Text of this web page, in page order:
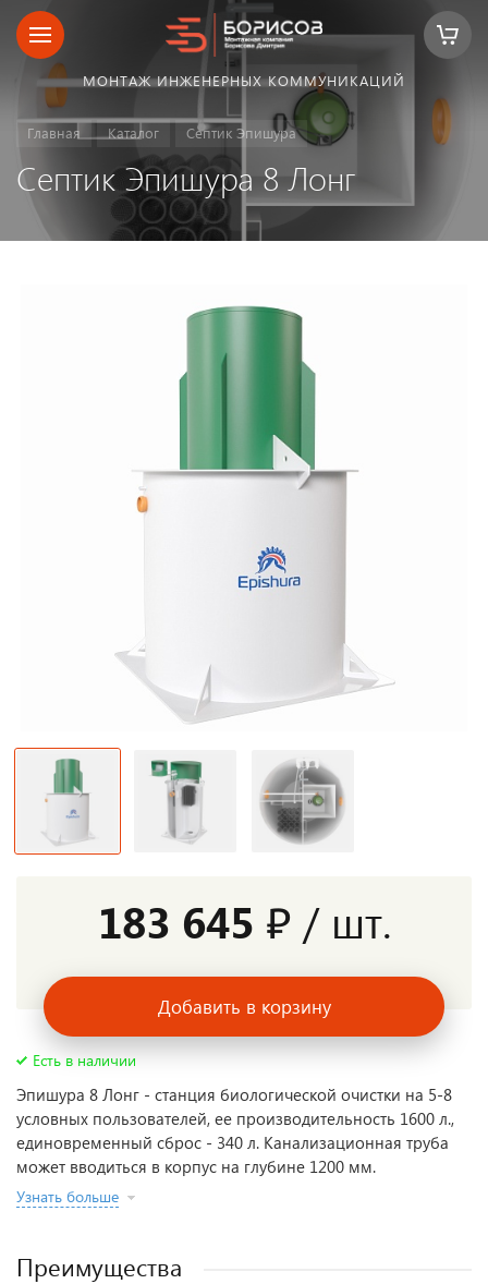
МОНТАЖ ИНЖЕНЕРНЫХ КОММУНИКАЦИЙ
Главная Каталог Септик Эпишура
Септик Эпишура 8 Лонг
Есть в наличии
Эпишура 8 Лонг - станция биологической очистки на 5-8
условных пользователей, ее производительность 1600 л.,
единовременный сброс - 340 л. Канализационная труба
может вводиться в корпус на глубине 1200 мм.
Узнать больше
183 645 ₽/ шт.
Добавить в корзину
Преимущества